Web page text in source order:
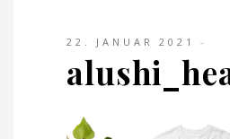
22. JANUAR 2021